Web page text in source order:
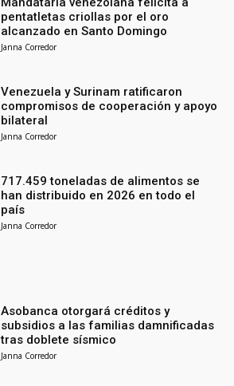
pentatletas criollas por el oro
alcanzado en Santo Domingo
Janna Corredor
Venezuela y Surinam ratificaron
compromisos de cooperación y apoyo
bilateral
Janna Corredor
717.459 toneladas de alimentos se
han distribuido en 2026 en todo el
país
Janna Corredor
Asobanca otorgará créditos y
subsidios a las familias damnificadas
tras doblete sísmico
Janna Corredor